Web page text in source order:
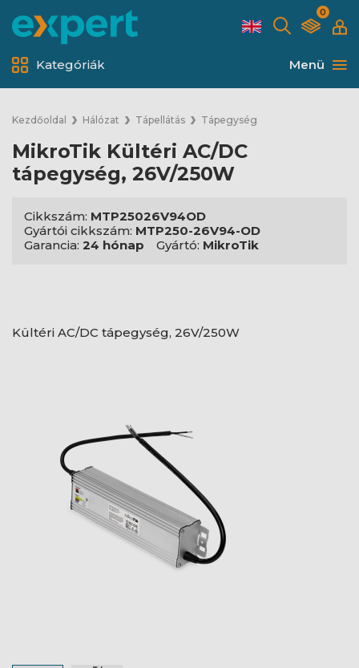
0
Menü
Kategóriák
Kezdőoldal Hálózat Tápellátás Tápegység
MikroTik Kültéri AC/DC
tápegység, 26V/250W
Cikkszám: MTP25026V94OD
Gyártói cikkszám: MTP250-26V94-OD
Garancia: 24 hónap Gyártó: MikroTik
Kültéri AC/DC tápegység, 26V/250W